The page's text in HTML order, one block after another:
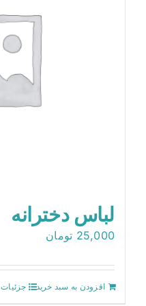
لباس دخترانه
25,000 تومان
افزودن به سبد خرید جزئیات